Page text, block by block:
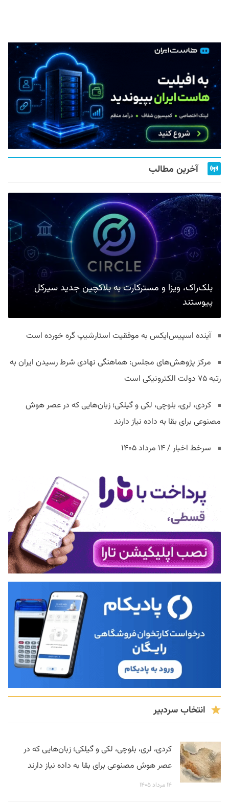
آخرین مطالب
بلک‌راک، ویزا و مسترکارت به بلاکچین جدید سیرکل
پیوستند
آینده اسپیس‌ایکس به موفقیت استارشیپ گره خورده است
مرکز پژوهش‌های مجلس: هماهنگی نهادی شرط رسیدن ایران به
رتبه ۷۵ دولت الکترونیکی است
کردی، لری، بلوچی، لکی و گیلکی؛ زبان‌هایی که در عصر هوش
مصنوعی برای بقا به داده نیاز دارند
سرخط اخبار / ۱۴ مرداد ۱۴۰۵
انتخاب سردبیر
کردی، لری، بلوچی، لکی و گیلکی؛ زبان‌هایی که در
عصر هوش مصنوعی برای بقا به داده نیاز دارند
۱۴ مرداد ۱۴۰۵